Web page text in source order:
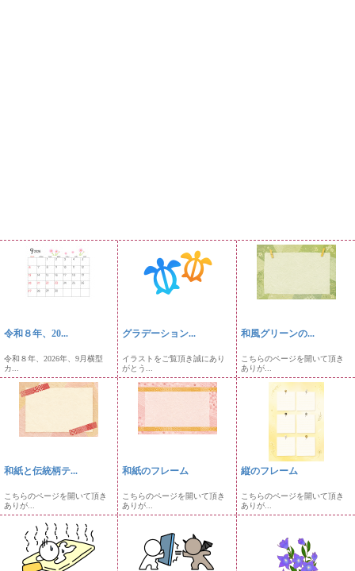
令和８年、20...
令和８年、2026年、9月横型
カ...
グラデーション...
イラストをご覧頂き誠にあり
がとう...
和風グリーンの...
こちらのページを開いて頂き
ありが...
和紙と伝統柄テ...
こちらのページを開いて頂き
ありが...
和紙のフレーム
こちらのページを開いて頂き
ありが...
縦のフレーム
こちらのページを開いて頂き
ありが...